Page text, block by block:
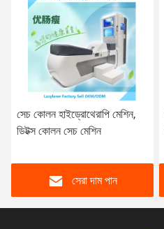
সেচ কোলন হাইড্রোথেরাপি মেশিন,
ডিটক্স কোলন সেচ মেশিন
সেরা দাম পান